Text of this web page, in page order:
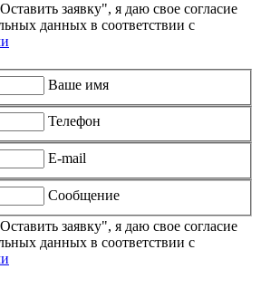
заявку", я даю свое согласие
данных в соответствии с
Ваше имя
Телефон
E-mail
Сообщение
заявку", я даю свое согласие
данных в соответствии с